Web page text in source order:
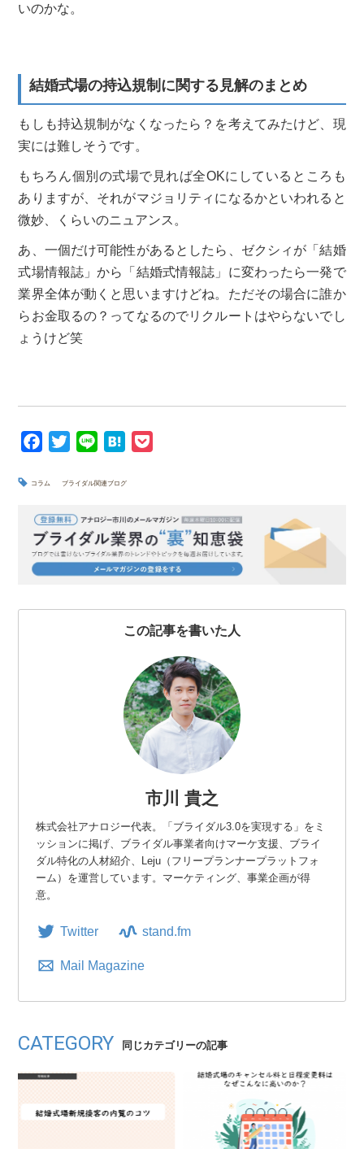
いのかな。
結婚式場の持込規制に関する見解のまとめ
もしも持込規制がなくなったら？を考えてみたけど、現
実には難しそうです。
もちろん個別の式場で見れば全OKにしているところも
ありますが、それがマジョリティになるかといわれると
微妙、くらいのニュアンス。
あ、一個だけ可能性があるとしたら、ゼクシィが「結婚
式場情報誌」から「結婚式情報誌」に変わったら一発で
業界全体が動くと思いますけどね。ただその場合に誰か
らお金取るの？ってなるのでリクルートはやらないでし
ょうけど笑
c
b
o
o
i
t
e
r
n
H
t
n
a
e
t
コラム ブライダル関連ブログ
この記事を書いた人
市川 貴之
株式会社アナロジー代表。「ブライダル3.0を実現する」をミ
ッションに掲げ、ブライダル事業者向けマーケ支援、ブライ
ダル特化の人材紹介、Leju（フリープランナープラットフォ
ーム）を運営しています。マーケティング、事業企画が得
意。
Twitter stand.fm
Mail Magazine
CATEGORY 同じカテゴリーの記事